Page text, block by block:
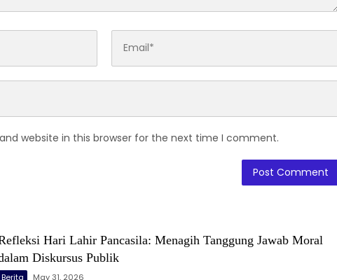
website in this browser for the next time I comment.
Hari Lahir Pancasila: Menagih Tanggung Jawab Moral
Diskursus Publik
Berita May 31, 2026